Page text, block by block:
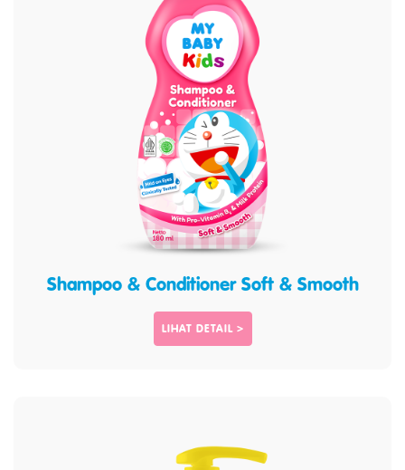
Shampoo & Conditioner Soft & Smooth
LIHAT DETAIL >